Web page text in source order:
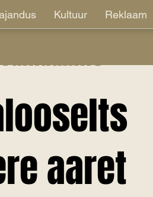
Kultuur Reklaam
aaret